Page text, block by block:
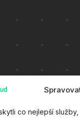
co nejlepší